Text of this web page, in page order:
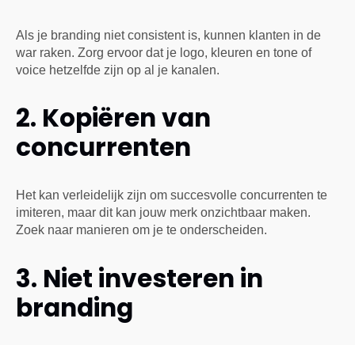
Als je branding niet consistent is, kunnen klanten in de
war raken. Zorg ervoor dat je logo, kleuren en tone of
voice hetzelfde zijn op al je kanalen.
2. Kopiëren van
concurrenten
Het kan verleidelijk zijn om succesvolle concurrenten te
imiteren, maar dit kan jouw merk onzichtbaar maken.
Zoek naar manieren om je te onderscheiden.
3. Niet investeren in
branding